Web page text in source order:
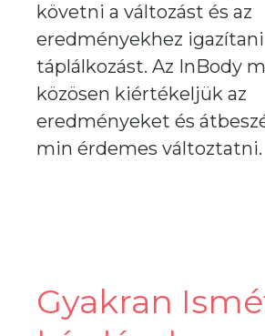
követni a változást és az
eredményekhez igazítani
táplálkozást. Az InBody
közösen kiértékeljük az
eredményeket és
min érdemes változtatni.
Gyakran